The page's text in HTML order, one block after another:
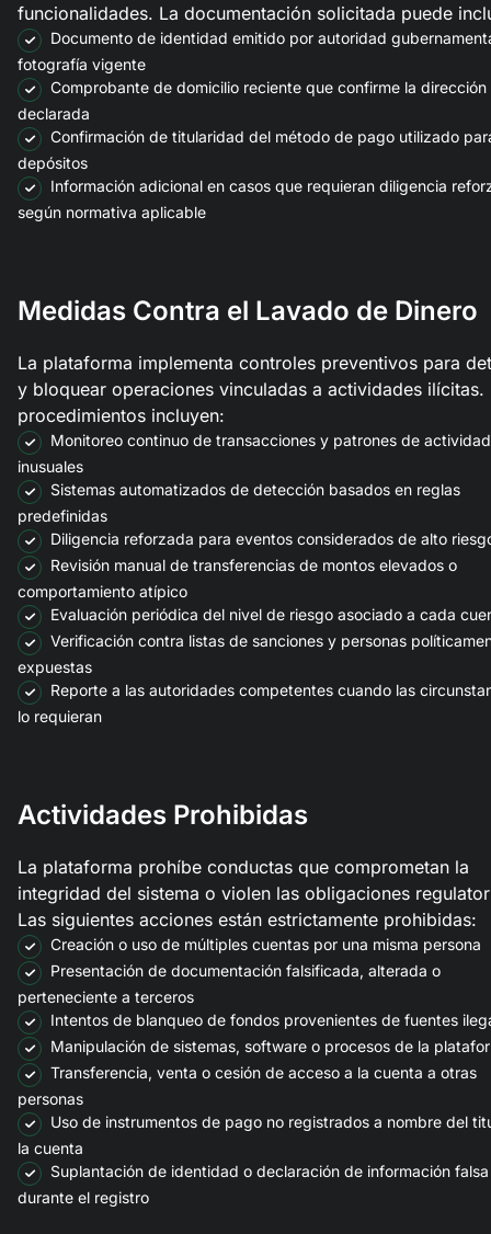
funcionalidades. La documentación solicitada puede
Documento de identidad emitido por autoridad
fotografía vigente
Comprobante de domicilio reciente que confirme la dirección
declarada
Confirmación de titularidad del método de pago utilizado
depósitos
Información adicional en casos que requieran diligencia
según normativa aplicable
Medidas Contra el Lavado de Dinero
La plataforma implementa controles preventivos para
y bloquear operaciones vinculadas a actividades ilícitas.
procedimientos incluyen:
Monitoreo continuo de transacciones y patrones de actividad
inusuales
Sistemas automatizados de detección basados en reglas
predefinidas
Diligencia reforzada para eventos considerados de alto
Revisión manual de transferencias de montos elevados o
comportamiento atípico
Evaluación periódica del nivel de riesgo asociado a cada
Verificación contra listas de sanciones y personas
expuestas
Reporte a las autoridades competentes cuando las
lo requieran
Actividades Prohibidas
La plataforma prohíbe conductas que comprometan la
integridad del sistema o violen las obligaciones
Las siguientes acciones están estrictamente prohibidas:
Creación o uso de múltiples cuentas por una misma persona
Presentación de documentación falsificada, alterada o
perteneciente a terceros
Intentos de blanqueo de fondos provenientes de fuentes
Manipulación de sistemas, software o procesos de la
Transferencia, venta o cesión de acceso a la cuenta a otras
personas
Uso de instrumentos de pago no registrados a nombre del
la cuenta
Suplantación de identidad o declaración de información falsa
durante el registro